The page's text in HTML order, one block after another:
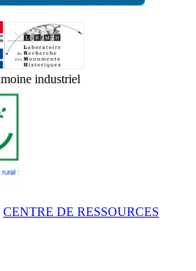
CENTRE DE RESSOURCES